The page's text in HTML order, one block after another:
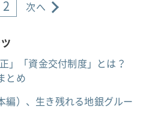
2 次へ
」「資金交付制度」とは？
とめ
編）、生き残れる地銀グルー